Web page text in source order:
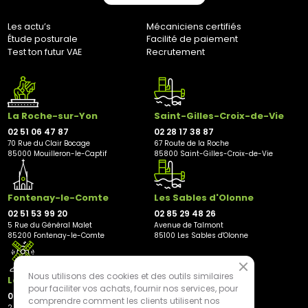
Les actu’s
Mécaniciens certifiés
Étude posturale
Facilité de paiement
Test ton futur VAE
Recrutement
La Roche-sur-Yon
02 51 06 47 87
70 Rue du Clair Bocage
85000 Mouilleron-le-Captif
Saint-Gilles-Croix-de-Vie
02 28 17 38 87
67 Route de la Roche
85800 Saint-Gilles-Croix-de-Vie
Fontenay-le-Comte
02 51 53 99 20
5 Rue du Général Malet
85200 Fontenay-le-Comte
Les Sables d'Olonne
02 85 29 48 26
Avenue de Talmont
85100 Les Sables d'Olonne
Les Herbiers
02 21 81 23 11
Nous utilisons des cookies et des outils similaires
pour faciliter vos achats, fournir nos services, pour
comprendre comment les clients utilisent nos